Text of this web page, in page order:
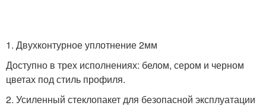
1. Двухконтурное уплотнение 2мм
Доступно в трех исполнениях: белом, сером и черном
цветах под стиль профиля.
2. Усиленный стеклопакет для безопасной эксплуатации